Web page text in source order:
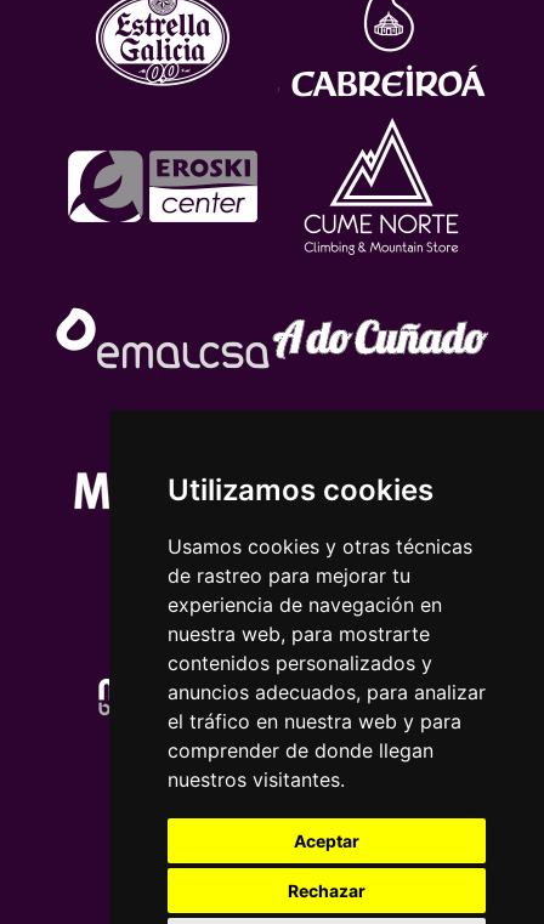
Utilizamos cookies
Usamos cookies y otras técnicas
de rastreo para mejorar tu
experiencia de navegación en
nuestra web, para mostrarte
contenidos personalizados y
anuncios adecuados, para analizar
el tráfico en nuestra web y para
comprender de donde llegan
nuestros visitantes.
Aceptar
Rechazar